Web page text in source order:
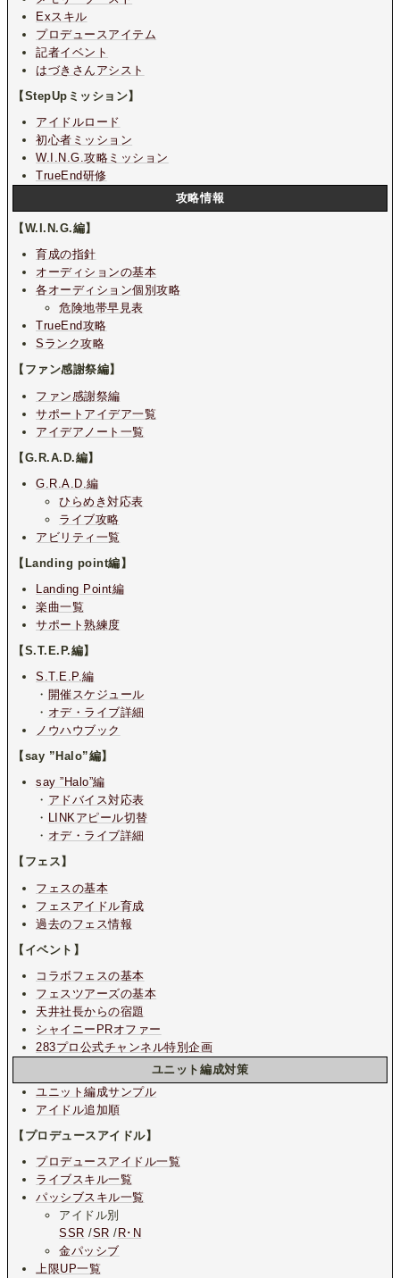
Exスキル
プロデュースアイテム
記者イベント
はづきさんアシスト
【StepUpミッション】
アイドルロード
初心者ミッション
W.I.N.G.攻略ミッション
TrueEnd研修
攻略情報
【W.I.N.G.編】
育成の指針
オーディションの基本
各オーディション個別攻略
危険地帯早見表
TrueEnd攻略
Sランク攻略
【ファン感謝祭編】
ファン感謝祭編
サポートアイデア一覧
アイデアノート一覧
【G.R.A.D.編】
G.R.A.D.編
ひらめき対応表
ライブ攻略
アビリティ一覧
【Landing point編】
Landing Point編
楽曲一覧
サポート熟練度
【S.T.E.P.編】
S.T.E.P.編
・ 開催スケジュール
・ オデ・ライブ詳細
ノウハウブック
【say ”Halo”編】
say ”Halo”編
・ アドバイス対応表
・ LINKアピール切替
・ オデ・ライブ詳細
【フェス】
フェスの基本
フェスアイドル育成
過去のフェス情報
【イベント】
コラボフェスの基本
フェスツアーズの基本
天井社長からの宿題
シャイニーPRオファー
283プロ公式チャンネル特別企画
ユニット編成対策
ユニット編成サンプル
アイドル追加順
【プロデュースアイドル】
プロデュースアイドル一覧
ライブスキル一覧
パッシブスキル一覧
アイドル別
SSR /SR / R･N
金パッシブ
上限UP一覧